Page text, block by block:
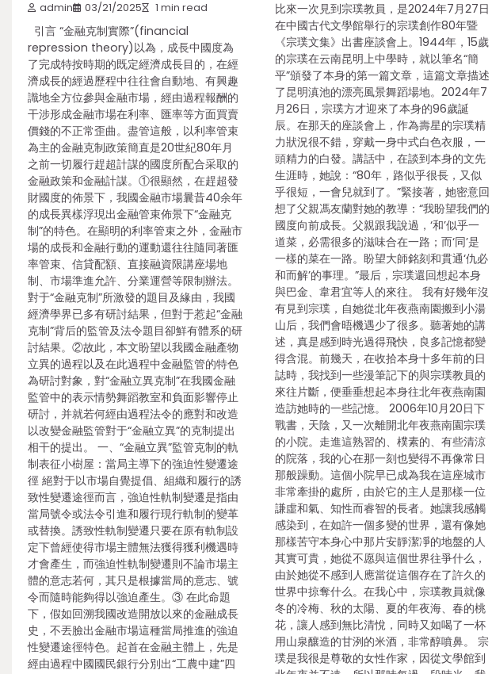
admin 03/21/2025 1 min read
引言 “金融克制實際”(financial
repression theory)以為，成長中國度為
了完成特按時期的既定經濟成長目的，在經
濟成長的經過歷程中往往會自動地、有興趣
識地全方位參與金融市場，經由過程報酬的
干涉形成金融市場在利率、匯率等方面買賣
價錢的不正常歪曲。盡管這般，以利率管束
為主的金融克制政策簡直是20世紀80年月
之前一切履行趕超計謀的國度所配合采取的
金融政策和金融計謀。①很顯然，在趕超發
財國度的佈景下，我國金融市場曩昔40余年
的成長異樣浮現出金融管束佈景下“金融克
制”的特色。在顯明的利率管束之外，金融市
場的成長和金融行動的運動還往往隨同著匯
率管束、信貸配額、直接融資限講座場地
制、市場準進允許、分業運營等限制辦法。
對于“金融克制”所激發的題目及緣由，我國
經濟學界已多有研討結果，但對于惹起“金融
克制”背后的監管及法令題目卻鮮有體系的研
討結果。②故此，本文盼望以我國金融產物
立異的過程以及在此過程中金融監管的特色
為研討對象，對“金融立異克制”在我國金融
監管中的表示情勢舞蹈教室和負面影響停止
研討，并就若何經由過程法令的應對和改造
以改變金融監管對于“金融立異”的克制提出
相干的提出。 一、“金融立異”監管克制的軌
制表征小樹屋：當局主導下的強迫性變遷途
徑 絕對于以市場自覺提倡、組織和履行的誘
致性變遷途徑而言，強迫性軌制變遷是指由
當局號令或法令引進和履行現行軌制的變革
或替換。誘致性軌制變遷只要在原有軌制設
定下曾經使得市場主體無法獲得獲利機遇時
才會產生，而強迫性軌制變遷則不論市場主
體的意志若何，其只是根據當局的意志、號
令而隨時能夠得以強迫產生。③ 在此命題
下，假如回溯我國改造開放以來的金融成長
史，不丟臉出金融市場這種當局推進的強迫
性變遷途徑特色。起首在金融主體上，先是
經由過程中國國民銀行分別出“工農中建”四
比來一次見到宗璞教員，是2024年7月27日
在中國古代文學館舉行的宗璞創作80年暨
《宗璞文集》出書座談會上。1944年，15歲
的宗璞在云南昆明上中學時，就以筆名“簡
平”頒發了本身的第一篇文章，這篇文章描述
了昆明滇池的漂亮風景舞蹈場地。2024年7
月26日，宗璞方才迎來了本身的96歲誕
辰。在那天的座談會上，作為壽星的宗璞精
力狀況很不錯，穿戴一身中式白色衣服，一
頭精力的白發。講話中，在談到本身的文先
生涯時，她說：“80年，路似乎很長，又似
乎很短，一會兒就到了。”緊接著，她密意回
想了父親馮友蘭對她的教導：“我盼望我們的
國度向前成長。父親跟我說過，‘和’似乎一
道菜，必需很多的滋味合在一路；而‘同’是
一樣的菜在一路。盼望大師銘刻和貫通‘仇必
和而解’的事理。”最后，宗璞還回想起本身
與巴金、韋君宜等人的來往。 我有好幾年沒
有見到宗璞，自她從北年夜燕南園搬到小湯
山后，我們會晤機遇少了很多。聽著她的講
述，真是感到時光過得飛快，良多記憶都變
得含混。前幾天，在收拾本身十多年前的日
誌時，我找到一些漫筆記下的與宗璞教員的
來往片斷，便垂垂想起本身往北年夜燕南園
造訪她時的一些記憶。 2006年10月20日下
戰書，天陰，又一次離開北年夜燕南園宗璞
的小院。走進這熟習的、樸素的、有些清涼
的院落，我的心在那一刻也變得不再像常日
那般躁動。這個小院早已成為我在這座城市
非常牽掛的處所，由於它的主人是那樣一位
謙虛和氣、知性而睿智的長者。她讓我感觸
感染到，在如許一個多變的世界，還有像她
那樣苦守本身心中那片安靜潔凈的地盤的人
其實可貴，她從不愿與這個世界往爭什么，
由於她從不感到人應當從這個存在了許久的
世界中掠奪什么。在我心中，宗璞教員就像
冬的冷梅、秋的太陽、夏的年夜海、春的桃
花，讓人感到無比清悅，同時又如喝了一杯
用山泉釀造的甘洌的米酒，非常醇噴鼻。 宗
璞是我很是尊敬的女性作家，因從文學館到